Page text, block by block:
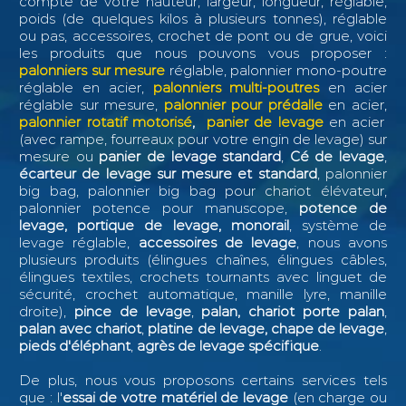
poids (de quelques kilos à plusieurs tonnes), réglable
ou pas, accessoires, crochet de pont ou de grue, voici
les produits que nous pouvons vous proposer :
palonniers sur mesure réglable, palonnier mono-poutre
réglable en acier,palonniers multi-poutres en acier
réglable sur mesure, palonnier pour prédalle en acier,
palonnier rotatif motorisé, panier de levage en acier
(avec rampe, fourreaux pour votre engin de levage) sur
mesure ou panier de levage standard, Cé de levage,
écarteur de levage sur mesure et standard, palonnier
big bag, palonnier big bag pour chariot élévateur,
palonnier potence pour manuscope, potence de
levage, portique de levage, monorail, système de
levage réglable, accessoires de levage, nous avons
plusieurs produits (élingues chaînes, élingues câbles,
élingues textiles, crochets tournants avec linguet de
sécurité, crochet automatique, manille lyre, manille
droite), pince de levage, palan, chariot porte palan,
palan avec chariot, platine de levage, chape de levage,
pieds d'éléphant, agrès de levage spécifique.
De plus, nous vous proposons certains services tels
que : l'essai de votre matériel de levage (en charge ou